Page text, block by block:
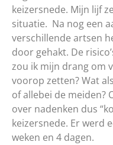
keizersnede. Mijn lijf
situatie. Na nog een
verschillende artsen
door gehakt. De
zou ik mijn drang om
voorop zetten? Wat
of allebei de meiden?
over nadenken dus
keizersnede. Er werd
weken en 4 dagen.